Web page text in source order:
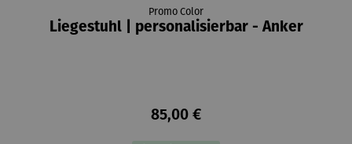
Promo Color
Liegestuhl | personalisierbar - Anker
85,00 €